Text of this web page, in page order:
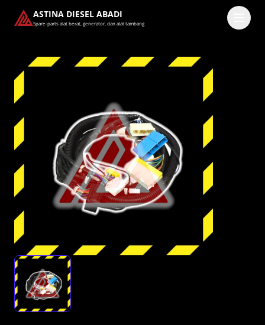
ASTINA DIESEL ABADI
Spare-parts alat berat, generator, dan alat tambang
Lanjutkan dengan Google
Dengan melanjutkan, kamu telah membaca dan setuju
denganKetentuan LayanandanKebijakan Privasi kami.